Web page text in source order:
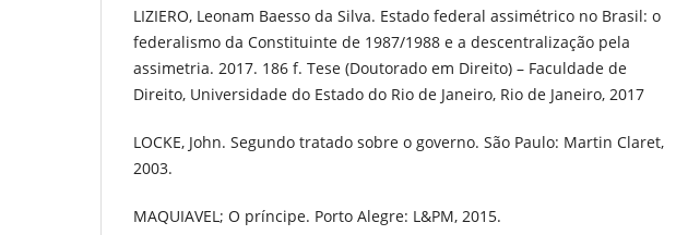
LIZIERO, Leonam Baesso da Silva. Estado federal assimétrico no Brasil: o
federalismo da Constituinte de 1987/1988 e a descentralização pela
assimetria. 2017. 186 f. Tese (Doutorado em Direito) – Faculdade de
Direito, Universidade do Estado do Rio de Janeiro, Rio de Janeiro, 2017
LOCKE, John. Segundo tratado sobre o governo. São Paulo: Martin Claret,
2003.
MAQUIAVEL; O príncipe. Porto Alegre: L&PM, 2015.